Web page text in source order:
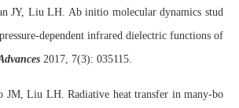
JY, Liu LH. Ab initio molecular dynamics stud
dependent infrared dielectric functions of
2017, 7(3): 035115.
JM, Liu LH. Radiative heat transfer in many-bo